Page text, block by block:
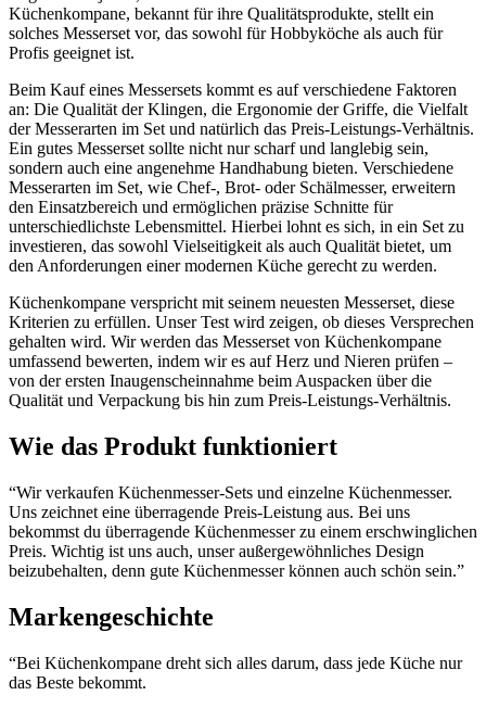
Küchenkompane, bekannt für ihre Qualitätsprodukte, stellt ein
solches Messerset vor, das sowohl für Hobbyköche als auch für
Profis geeignet ist.
Beim Kauf eines Messersets kommt es auf verschiedene Faktoren
an: Die Qualität der Klingen, die Ergonomie der Griffe, die Vielfalt
der Messerarten im Set und natürlich das Preis-Leistungs-Verhältnis.
Ein gutes Messerset sollte nicht nur scharf und langlebig sein,
sondern auch eine angenehme Handhabung bieten. Verschiedene
Messerarten im Set, wie Chef-, Brot- oder Schälmesser, erweitern
den Einsatzbereich und ermöglichen präzise Schnitte für
unterschiedlichste Lebensmittel. Hierbei lohnt es sich, in ein Set zu
investieren, das sowohl Vielseitigkeit als auch Qualität bietet, um
den Anforderungen einer modernen Küche gerecht zu werden.
Küchenkompane verspricht mit seinem neuesten Messerset, diese
Kriterien zu erfüllen. Unser Test wird zeigen, ob dieses Versprechen
gehalten wird. Wir werden das Messerset von Küchenkompane
umfassend bewerten, indem wir es auf Herz und Nieren prüfen –
von der ersten Inaugenscheinnahme beim Auspacken über die
Qualität und Verpackung bis hin zum Preis-Leistungs-Verhältnis.
Wie das Produkt funktioniert
“Wir verkaufen Küchenmesser-Sets und einzelne Küchenmesser.
Uns zeichnet eine überragende Preis-Leistung aus. Bei uns
bekommst du überragende Küchenmesser zu einem erschwinglichen
Preis. Wichtig ist uns auch, unser außergewöhnliches Design
beizubehalten, denn gute Küchenmesser können auch schön sein.”
Markengeschichte
“Bei Küchenkompane dreht sich alles darum, dass jede Küche nur
das Beste bekommt.